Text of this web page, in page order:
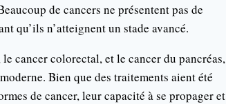
de cancers ne présentent pas de
qu’ils n’atteignent un stade avancé.
cancer colorectal, et le cancer du pancréas,
Bien que des traitements aient été
de cancer, leur capacité à se propager et